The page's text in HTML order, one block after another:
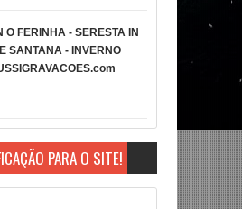
O FERINHA - SERESTA IN
SANTANA - INVERNO
PARA O SITE!